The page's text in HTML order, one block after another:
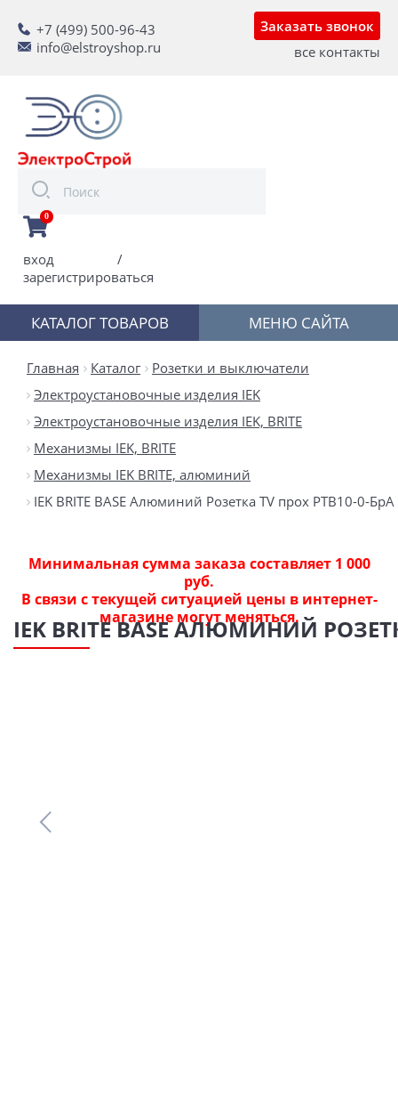
+7 (499) 500-96-43
info@elstroyshop.ru
Заказать звонок
все контакты
0
вход
/
зарегистрироваться
КАТАЛОГ ТОВАРОВ МЕНЮ САЙТА
Главная Каталог
Розетки и выключатели
Электроустановочные изделия IEK
Электроустановочные изделия IEK, BRITE
Механизмы IEK, BRITE
Механизмы IEK BRITE, алюминий
IEK BRITE BASE Алюминий Розетка TV прох РТВ10-0-БрА
Минимальная сумма заказа составляет 1 000
руб.
В связи с текущей ситуацией цены в интернет-
магазине могут меняться.
IEK BRITE BASE АЛЮМИНИЙ